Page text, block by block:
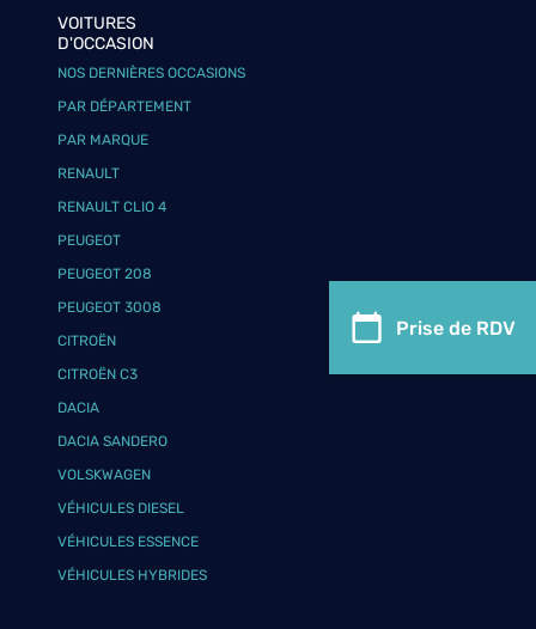
Prise de RDV
VOITURES
D'OCCASION
NOS DERNIÈRES OCCASIONS
PAR DÉPARTEMENT
PAR MARQUE
RENAULT
RENAULT CLIO 4
PEUGEOT
PEUGEOT 208
PEUGEOT 3008
CITROËN
CITROËN C3
DACIA
DACIA SANDERO
VOLSKWAGEN
VÉHICULES DIESEL
VÉHICULES ESSENCE
VÉHICULES HYBRIDES